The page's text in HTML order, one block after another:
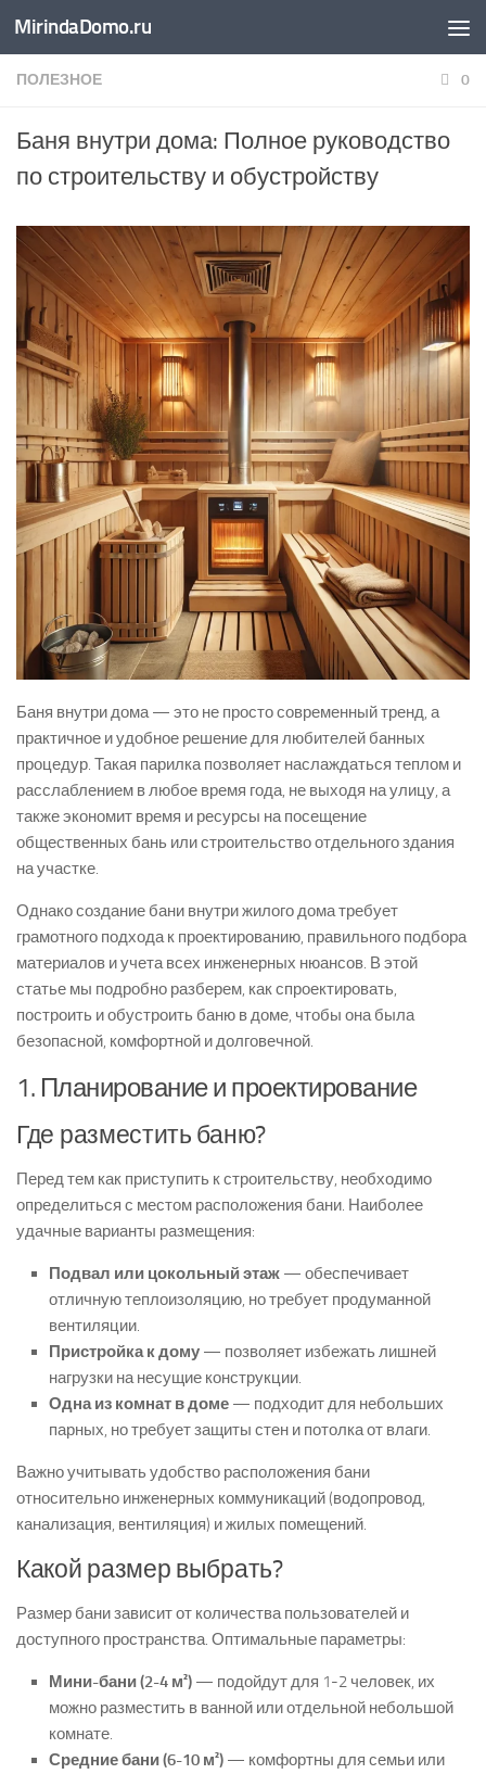
Перейти к содержимому
MirindaDomo.ru
ПОЛЕЗНОЕ 0
Баня внутри дома: Полное руководство
по строительству и обустройству
Баня внутри дома — это не просто современный тренд, а
практичное и удобное решение для любителей банных
процедур. Такая парилка позволяет наслаждаться теплом и
расслаблением в любое время года, не выходя на улицу, а
также экономит время и ресурсы на посещение
общественных бань или строительство отдельного здания
на участке.
Однако создание бани внутри жилого дома требует
грамотного подхода к проектированию, правильного подбора
материалов и учета всех инженерных нюансов. В этой
статье мы подробно разберем, как спроектировать,
построить и обустроить баню в доме, чтобы она была
безопасной, комфортной и долговечной.
1. Планирование и проектирование
Где разместить баню?
Перед тем как приступить к строительству, необходимо
определиться с местом расположения бани. Наиболее
удачные варианты размещения:
Подвал или цокольный этаж — обеспечивает
отличную теплоизоляцию, но требует продуманной
вентиляции.
Пристройка к дому — позволяет избежать лишней
нагрузки на несущие конструкции.
Одна из комнат в доме — подходит для небольших
парных, но требует защиты стен и потолка от влаги.
Важно учитывать удобство расположения бани
относительно инженерных коммуникаций (водопровод,
канализация, вентиляция) и жилых помещений.
Какой размер выбрать?
Размер бани зависит от количества пользователей и
доступного пространства. Оптимальные параметры:
Мини-бани (2-4 м²) — подойдут для 1-2 человек, их
можно разместить в ванной или отдельной небольшой
комнате.
Средние бани (6-10 м²) — комфортны для семьи или